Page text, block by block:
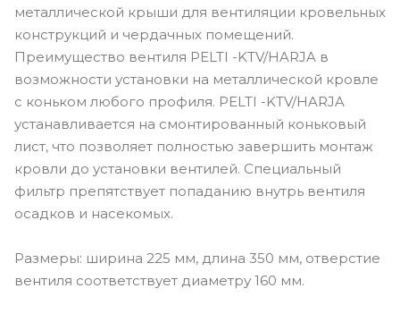
металлической крыши для вентиляции кровельных
конструкций и чердачных помещений.
Преимущество вентиля PELTI -KTV/HARJA в
возможности установки на металлической кровле
с коньком любого профиля. PELTI -KTV/HARJA
устанавливается на смонтированный коньковый
лист, что позволяет полностью завершить монтаж
кровли до установки вентилей. Специальный
фильтр препятствует попаданию внутрь вентиля
осадков и насекомых.
Размеры: ширина 225 мм, длина 350 мм, отверстие
вентиля соответствует диаметру 160 мм.